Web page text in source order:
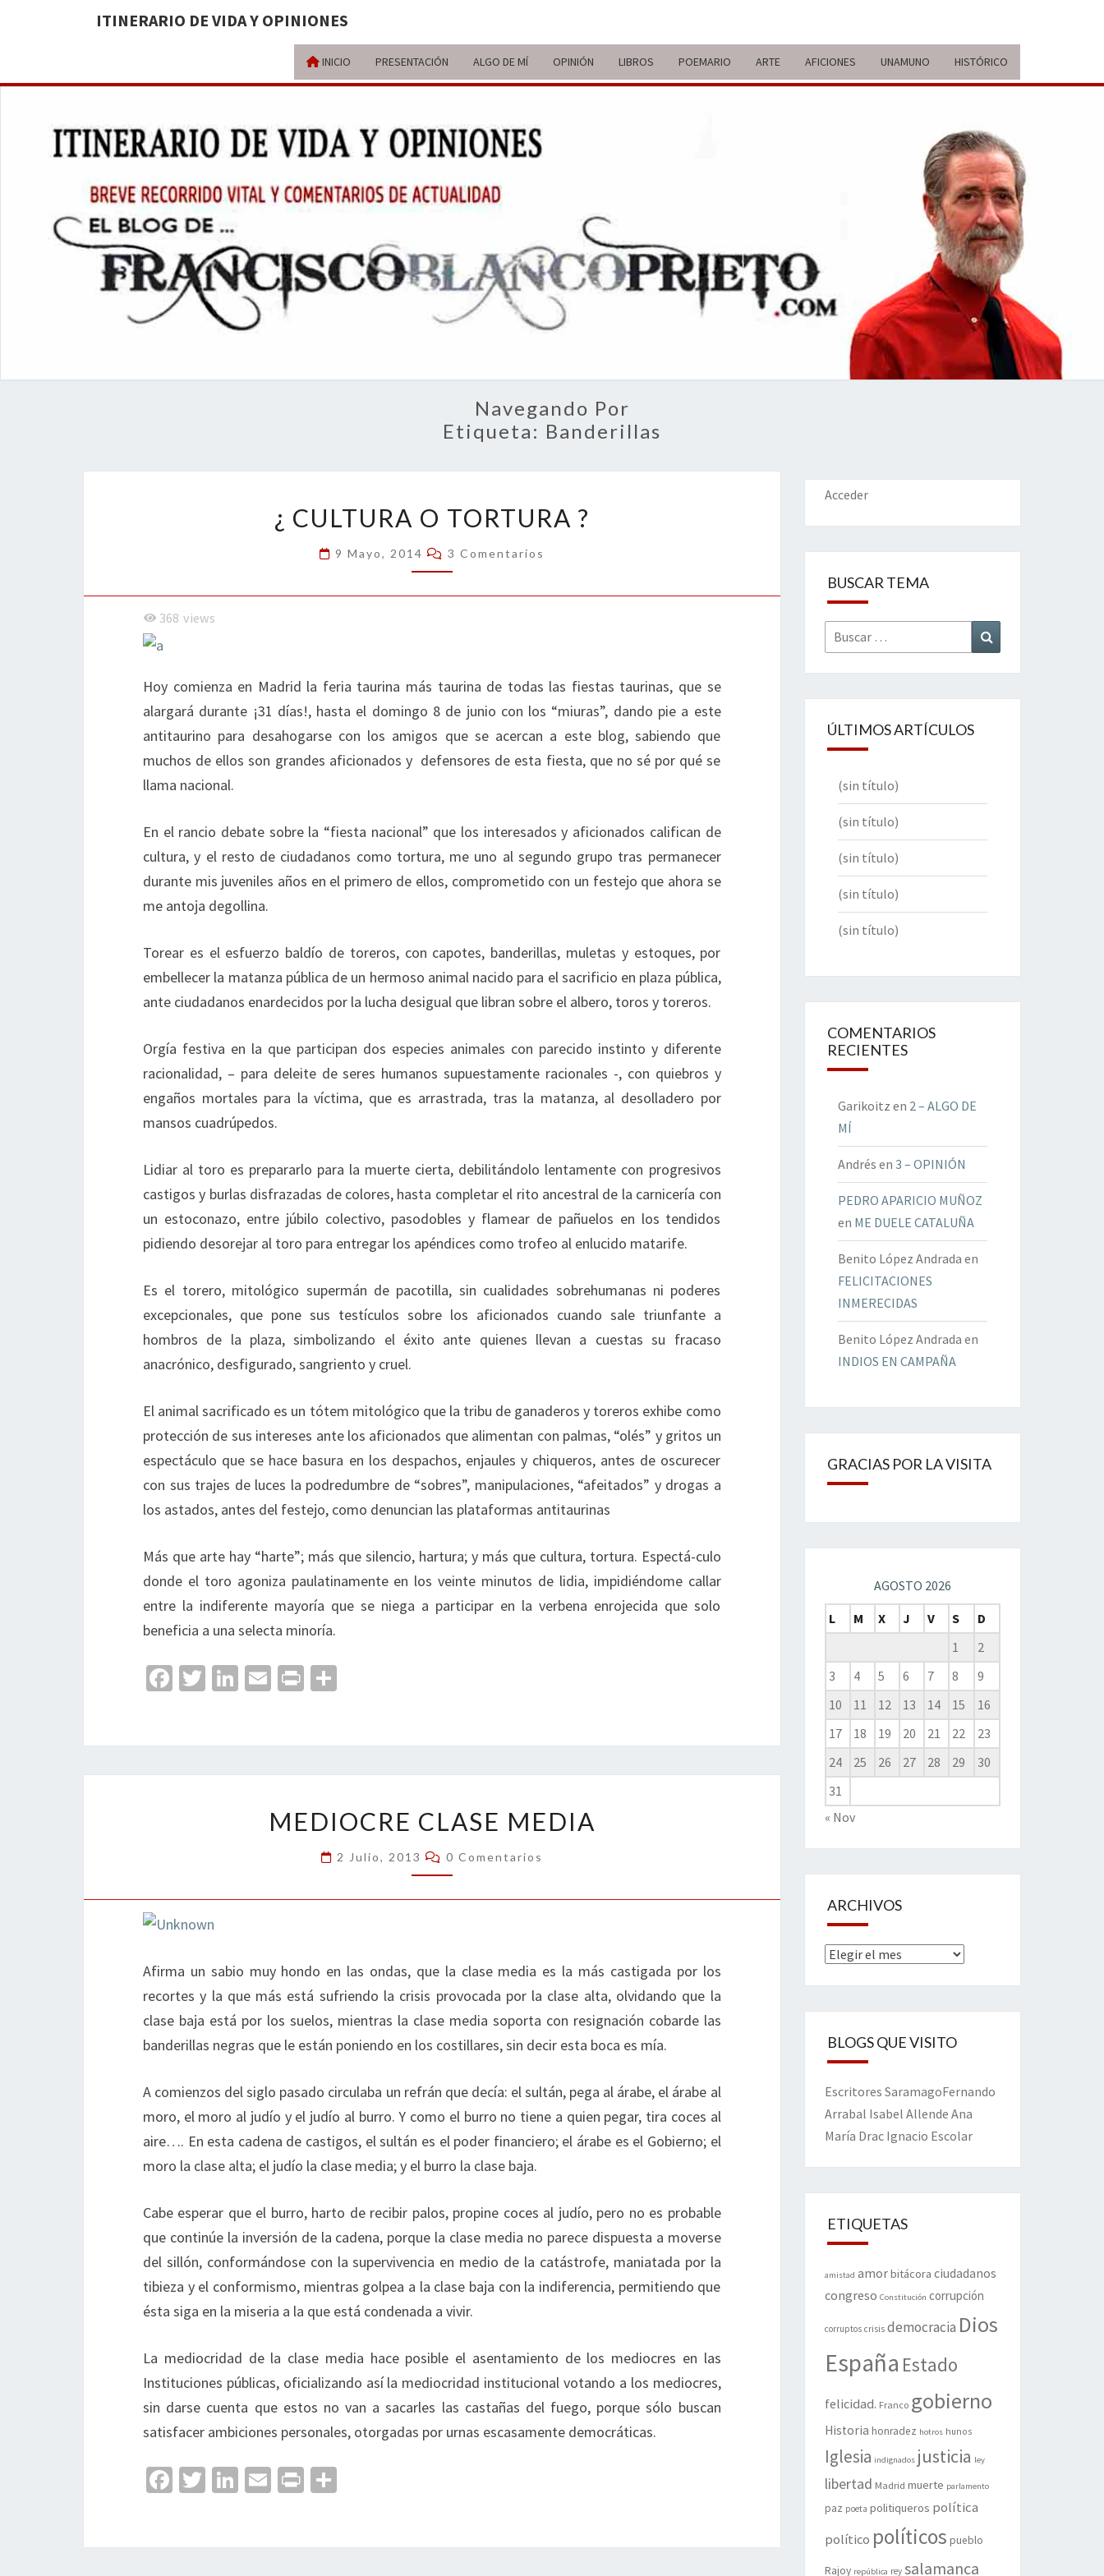
ITINERARIO DE VIDA Y OPINIONES
INICIO PRESENTACIÓN ALGO DE MÍ OPINIÓN LIBROS POEMARIO ARTE AFICIONES UNAMUNO HISTÓRICO
ITINERARIO
DE VIDA Y
OPINIONES
BREVE
RECORRIDO
VITAL Y
COMENTARIOS
ACTUALIDAD
Navegando Por
Etiqueta: Banderillas
CULTURA
O
TORTURA
?
¿ CULTURA O TORTURA ?
9 Mayo, 2014 Comentarios
3 Comentarios
368 views
Hoy comienza en Madrid la feria taurina más taurina de todas las fiestas taurinas, que se
alargará durante ¡31 días!, hasta el domingo 8 de junio con los “miuras”, dando pie a este
antitaurino para desahogarse con los amigos que se acercan a este blog, sabiendo que
muchos de ellos son grandes aficionados y defensores de esta fiesta, que no sé por qué se
llama nacional.
En el rancio debate sobre la “fiesta nacional” que los interesados y aficionados califican de
cultura, y el resto de ciudadanos como tortura, me uno al segundo grupo tras permanecer
durante mis juveniles años en el primero de ellos, comprometido con un festejo que ahora se
me antoja degollina.
Torear es el esfuerzo baldío de toreros, con capotes, banderillas, muletas y estoques, por
embellecer la matanza pública de un hermoso animal nacido para el sacrificio en plaza pública,
ante ciudadanos enardecidos por la lucha desigual que libran sobre el albero, toros y toreros.
Orgía festiva en la que participan dos especies animales con parecido instinto y diferente
racionalidad, – para deleite de seres humanos supuestamente racionales -, con quiebros y
engaños mortales para la víctima, que es arrastrada, tras la matanza, al desolladero por
mansos cuadrúpedos.
Lidiar al toro es prepararlo para la muerte cierta, debilitándolo lentamente con progresivos
castigos y burlas disfrazadas de colores, hasta completar el rito ancestral de la carnicería con
un estoconazo, entre júbilo colectivo, pasodobles y flamear de pañuelos en los tendidos
pidiendo desorejar al toro para entregar los apéndices como trofeo al enlucido matarife.
Es el torero, mitológico supermán de pacotilla, sin cualidades sobrehumanas ni poderes
excepcionales, que pone sus testículos sobre los aficionados cuando sale triunfante a
hombros de la plaza, simbolizando el éxito ante quienes llevan a cuestas su fracaso
anacrónico, desfigurado, sangriento y cruel.
El animal sacrificado es un tótem mitológico que la tribu de ganaderos y toreros exhibe como
protección de sus intereses ante los aficionados que alimentan con palmas, “olés” y gritos un
espectáculo que se hace basura en los despachos, enjaules y chiqueros, antes de oscurecer
con sus trajes de luces la podredumbre de “sobres”, manipulaciones, “afeitados” y drogas a
los astados, antes del festejo, como denuncian las plataformas antitaurinas
Más que arte hay “harte”; más que silencio, hartura; y más que cultura, tortura. Espectá-culo
donde el toro agoniza paulatinamente en los veinte minutos de lidia, impidiéndome callar
entre la indiferente mayoría que se niega a participar en la verbena enrojecida que solo
beneficia a una selecta minoría.
Fa
o
T
Li
n
E
Pr
ar
tir
CLASE
MEDIA
MEDIOCRE CLASE MEDIA
2 Julio, 2013 Comentarios
0 Comentarios
Afirma un sabio muy hondo en las ondas, que la clase media es la más castigada por los
recortes y la que más está sufriendo la crisis provocada por la clase alta, olvidando que la
clase baja está por los suelos, mientras la clase media soporta con resignación cobarde las
banderillas negras que le están poniendo en los costillares, sin decir esta boca es mía.
A comienzos del siglo pasado circulaba un refrán que decía: el sultán, pega al árabe, el árabe al
moro, el moro al judío y el judío al burro. Y como el burro no tiene a quien pegar, tira coces al
aire…. En esta cadena de castigos, el sultán es el poder financiero; el árabe es el Gobierno; el
moro la clase alta; el judío la clase media; y el burro la clase baja.
Cabe esperar que el burro, harto de recibir palos, propine coces al judío, pero no es probable
que continúe la inversión de la cadena, porque la clase media no parece dispuesta a moverse
del sillón, conformándose con la supervivencia en medio de la catástrofe, maniatada por la
tibieza y el conformismo, mientras golpea a la clase baja con la indiferencia, permitiendo que
ésta siga en la miseria a la que está condenada a vivir.
La mediocridad de la clase media hace posible el asentamiento de los mediocres en las
Instituciones públicas, oficializando así la mediocridad institucional votando a los mediocres,
sin darse cuenta que estos no van a sacarles las castañas del fuego, porque sólo buscan
satisfacer ambiciones personales, otorgadas por urnas escasamente democráticas.
Fa T
Li
E
Pr
Acceder
BUSCAR TEMA
Buscar
por:
ÚLTIMOS ARTÍCULOS
(sin título)
(sin título)
(sin título)
(sin título)
(sin título)
COMENTARIOS
RECIENTES
Garikoitz en 2 – ALGO DE
MÍ
Andrés en 3 – OPINIÓN
PEDRO APARICIO MUÑOZ
en ME DUELE CATALUÑA
Benito López Andrada en
FELICITACIONES
INMERECIDAS
Benito López Andrada en
INDIOS EN CAMPAÑA
GRACIAS POR LA VISITA
AGOSTO 2026
L
M X J V S
D
1
2
3
4 5 6 7 8
9
10
11 12 13 14 15
16
17
18 19 20 21 22
23
24
25 26 27 28 29
30
31
« Nov
ARCHIVOS
Archivos
BLOGS QUE VISITO
Escritores SaramagoFernando
Arrabal Isabel Allende Ana
María Drac Ignacio Escolar
ETIQUETAS
amistad amorbitácora ciudadanos
congreso Constitución corrupción
corruptos crisis democracia Dios
España Estado
felicidad. Franco gobierno
Historia honradez hotros hunos
Iglesia indignados justicia ley
libertad Madrid muerte parlamento
paz poeta politiqueros política
político políticos pueblo
Rajoy república rey salamanca